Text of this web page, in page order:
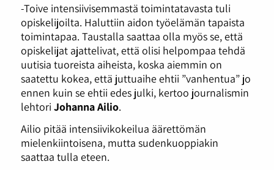
-Toive intensiivisemmastä toimintatavasta tuli
opiskelijoilta. Haluttiin aidon työelämän tapaista
toimintapaa. Taustalla saattaa olla myös se, että
opiskelijat ajattelivat, että olisi helpompaa tehdä
uutisia tuoreista aiheista, koska aiemmin on
saatettu kokea, että juttuaihe ehtii ”vanhentua” jo
ennen kuin se ehtii edes julki, kertoo journalismin
lehtori Johanna Ailio.
Ailio pitää intensiivikokeilua äärettömän
mielenkiintoisena, mutta sudenkuoppiakin
saattaa tulla eteen.